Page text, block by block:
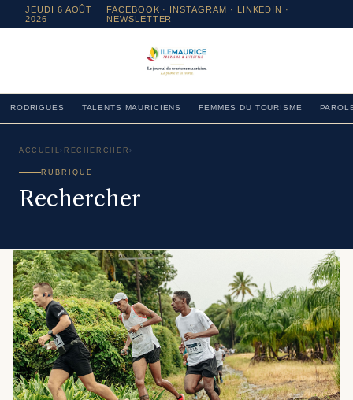
JEUDI 6 AOÛT
2026
FACEBOOK · INSTAGRAM · LINKEDIN ·
NEWSLETTER
RODRIGUES TALENTS MAURICIENS FEMMES DU TOURISME
ACCUEIL › RECHERCHER ›
RUBRIQUE
Rechercher